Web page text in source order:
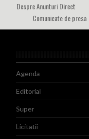
Despre Anunturi Direct
Comunicate de presa
Agenda
Editorial
Super
Licitatii